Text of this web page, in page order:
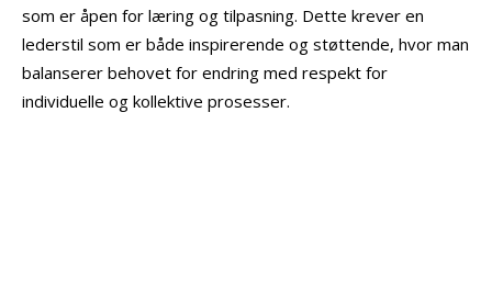
som er åpen for læring og tilpasning. Dette krever en
lederstil som er både inspirerende og støttende, hvor man
balanserer behovet for endring med respekt for
individuelle og kollektive prosesser.